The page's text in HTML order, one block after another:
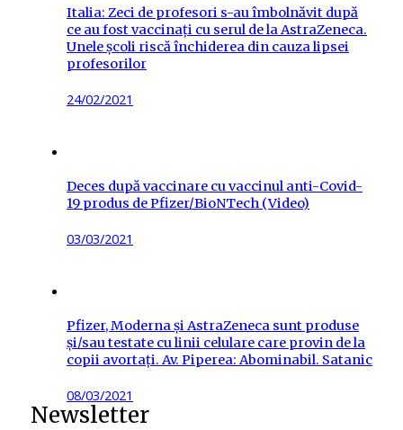
Italia: Zeci de profesori s-au îmbolnăvit după
ce au fost vaccinați cu serul de la AstraZeneca.
Unele școli riscă închiderea din cauza lipsei
profesorilor
Posted
24/02/2021
Deces după vaccinare cu vaccinul anti-Covid-
19 produs de Pfizer/BioNTech (Video)
Posted
03/03/2021
Pfizer, Moderna și AstraZeneca sunt produse
și/sau testate cu linii celulare care provin de la
copii avortați. Av. Piperea: Abominabil. Satanic
Posted
on
08/03/2021
Newsletter